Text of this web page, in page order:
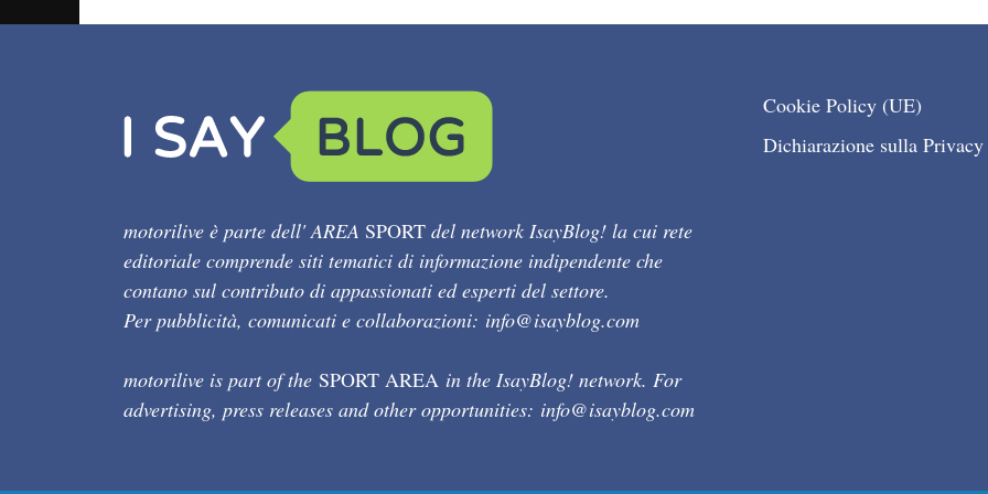
motorilive è parte dell' AREA SPORT del network IsayBlog! la cui rete
editoriale comprende siti tematici di informazione indipendente che
contano sul contributo di appassionati ed esperti del settore.
Per pubblicità, comunicati e collaborazioni: info@isayblog.com
motorilive is part of the SPORT AREA in the IsayBlog! network. For
advertising, press releases and other opportunities: info@isayblog.com
Cookie Policy (UE)
Dichiarazione sulla